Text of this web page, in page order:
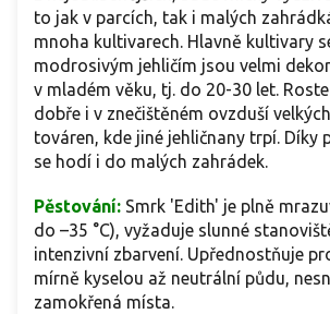
to jak v parcích, tak i malých
mnoha kultivarech. Hlavně kultivary
modrosivým jehličím jsou velmi
v mladém věku, tj. do 20-30 let.
dobře i v znečištěném ovzduší
továren, kde jiné jehličnany trpí. Díky
se hodí i do malých zahrádek.
Pěstování: Smrk 'Edith' je plně
do –35 °C), vyžaduje slunné
intenzivní zbarvení. Upřednostňuje
mírně kyselou až neutrální půdu,
zamokřená místa.